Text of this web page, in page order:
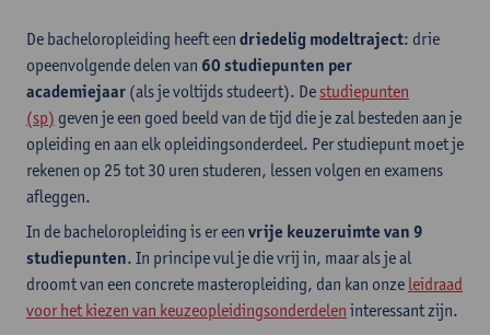
De bacheloropleiding heeft een driedelig modeltraject: drie
opeenvolgende delen van 60 studiepunten per
academiejaar (als je voltijds studeert). De studiepunten
(sp) geven je een goed beeld van de tijd die je zal besteden aan je
opleiding en aan elk opleidingsonderdeel. Per studiepunt moet je
rekenen op 25 tot 30 uren studeren, lessen volgen en examens
afleggen.
In de bacheloropleiding is er een vrije keuzeruimte van 9
studiepunten. In principe vul je die vrij in, maar als je al
droomt van een concrete masteropleiding, dan kan onze leidraad
voor het kiezen van keuzeopleidingsonderdelen interessant zijn.